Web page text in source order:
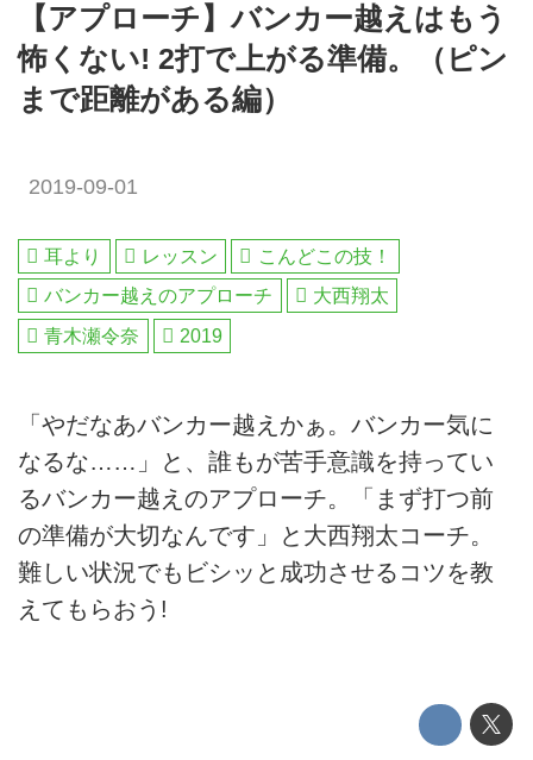
【アプローチ】バンカー越えはもう
怖くない! 2打で上がる準備。（ピン
まで距離がある編）
2019-09-01
耳より レッスン
こんどこの技！
バンカー越えのアプローチ
大西翔太
青木瀬令奈
2019
「やだなあバンカー越えかぁ。バンカー気に
なるな……」と、誰もが苦手意識を持ってい
るバンカー越えのアプローチ。「まず打つ前
の準備が大切なんです」と大西翔太コーチ。
難しい状況でもビシッと成功させるコツを教
えてもらおう!